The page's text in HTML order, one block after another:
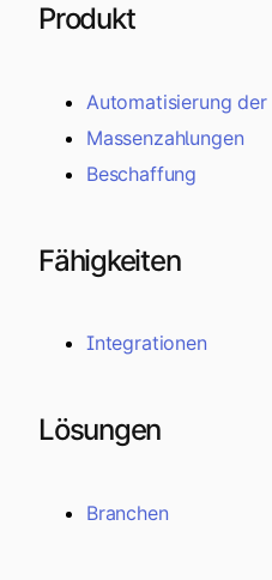
Produkt
Automatisierung
Massenzahlungen
Beschaffung
Fähigkeiten
Integrationen
Lösungen
Branchen